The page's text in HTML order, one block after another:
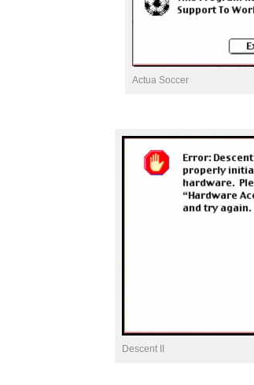
Actua Soccer
Descent II